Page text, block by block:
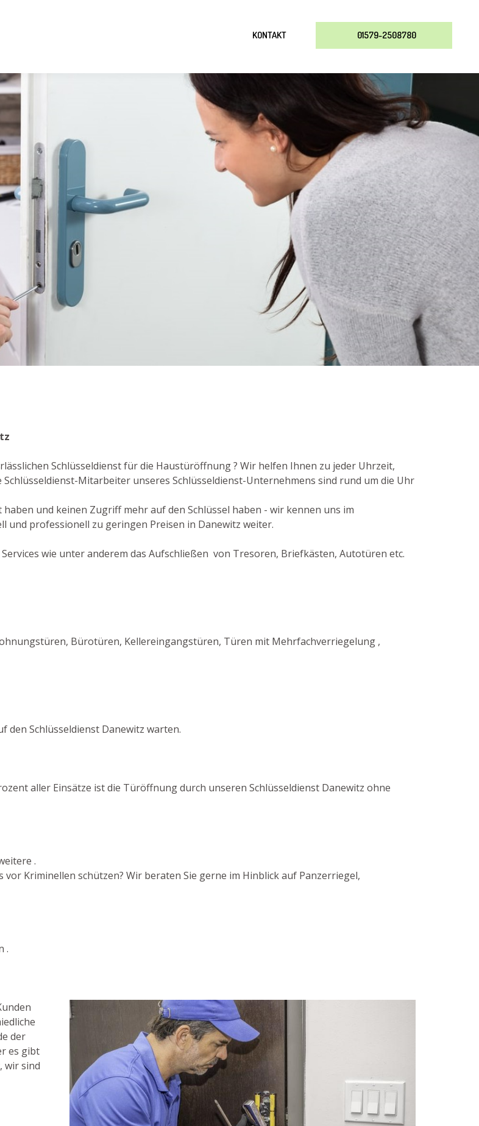
KONTAKT 01579-2508780
Schlüsseldienst für die Haustüröffnung ? Wir helfen Ihnen zu jeder Uhrzeit,
Mitarbeiter unseres Schlüsseldienst-Unternehmens sind rund um die Uhr
und keinen Zugriff mehr auf den Schlüssel haben - wir kennen uns im
und professionell zu geringen Preisen in Danewitz weiter.
wie unter anderem das Aufschließen von Tresoren, Briefkästen, Autotüren etc.
Bürotüren, Kellereingangstüren, Türen mit Mehrfachverriegelung ,
den Schlüsseldienst Danewitz warten.
aller Einsätze ist die Türöffnung durch unseren Schlüsseldienst Danewitz ohne
.
Kriminellen schützen? Wir beraten Sie gerne im Hinblick auf Panzerriegel,
.
der
es gibt
wir sind